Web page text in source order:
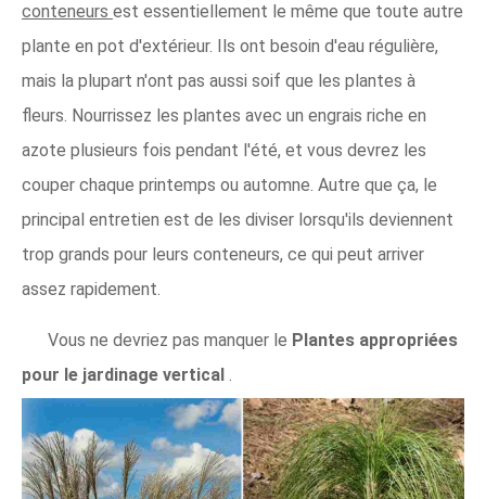
conteneurs est essentiellement le même que toute autre
plante en pot d'extérieur. Ils ont besoin d'eau régulière,
mais la plupart n'ont pas aussi soif que les plantes à
fleurs. Nourrissez les plantes avec un engrais riche en
azote plusieurs fois pendant l'été, et vous devrez les
couper chaque printemps ou automne. Autre que ça, le
principal entretien est de les diviser lorsqu'ils deviennent
trop grands pour leurs conteneurs, ce qui peut arriver
assez rapidement.
Vous ne devriez pas manquer le Plantes appropriées
pour le jardinage vertical .